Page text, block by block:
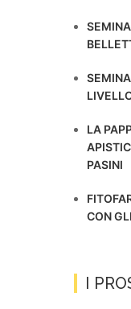
LA
PASINI
CON
I